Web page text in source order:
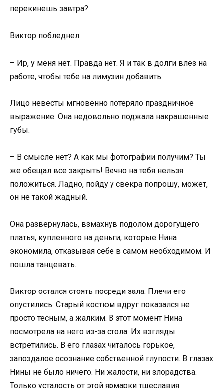
перекинешь завтра?
Виктор побледнел.
– Ир, у меня нет. Правда нет. Я и так в долги влез на
работе, чтобы тебе на лимузин добавить.
Лицо невесты мгновенно потеряло праздничное
выражение. Она недовольно поджала накрашенные
губы.
– В смысле нет? А как мы фотографии получим? Ты
же обещал все закрыть! Вечно на тебя нельзя
положиться. Ладно, пойду у свекра попрошу, может,
он не такой жадный.
Она развернулась, взмахнув подолом дорогущего
платья, купленного на деньги, которые Нина
экономила, отказывая себе в самом необходимом. И
пошла танцевать.
Виктор остался стоять посреди зала. Плечи его
опустились. Старый костюм вдруг показался не
просто тесным, а жалким. В этот момент Нина
посмотрела на него из-за стола. Их взгляды
встретились. В его глазах читалось горькое,
запоздалое осознание собственной глупости. В глазах
Нины не было ничего. Ни жалости, ни злорадства.
Только усталость от этой ярмарки тщеславия.